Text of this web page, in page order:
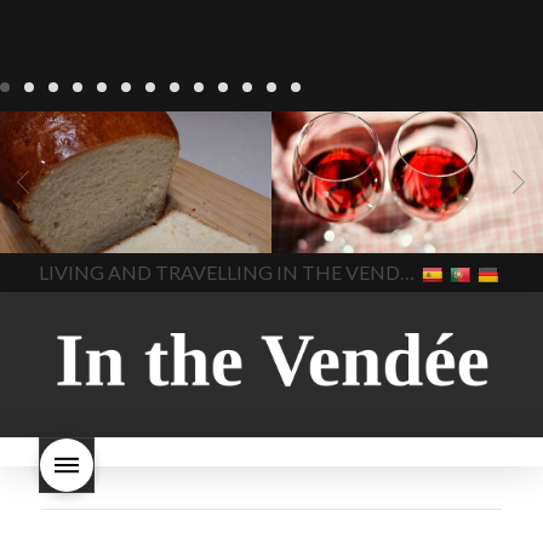
Recepten Wonen
baken in
Frankrijk bakken in de
Vendee
brood bakken
brood met gist gist brood
het beste brood hoe moet
ik brood bakken is melk
brood gezond is melkbrood
gezond mama's brood melk
brood melk brood en
wat is melkbrood
zijn melk
brood en brioche hetzelfde
brood
In The Vendee
Blog Wonen beaujolais
2022 Beaujolais Nouveau
2022 De wijnmakers laten
de druiventrossen gisten in
een anaërobe donderdag
17 november 2022 is
beaujolais dag hoe lang is
Beaujolais Nouveau
houdbaar hoeveel flessen
verkocht
is Beaujolais
Nouveau een fruitige wijn
kooldioxiderijke omgeving.
Nouveau naar? wat is
In The Vendee
LIVING AND TRAVELLING IN THE VENDÉE